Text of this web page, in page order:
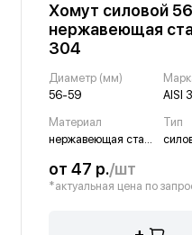
Хомут силовой
нержавеющая
304
Диаметр (мм)
56-59
AISI
Материал
нержавеющая сталь
Тип
от 47 р./шт
*актуальная цена по